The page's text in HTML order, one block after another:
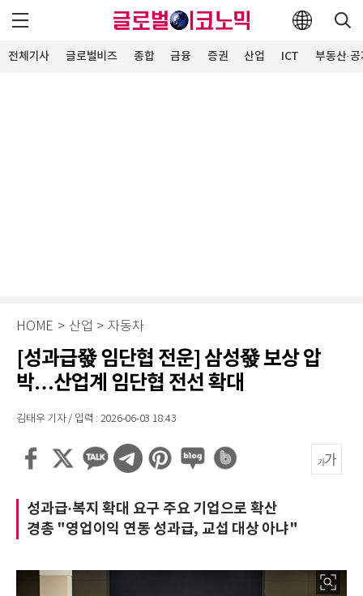
전체기사 글로벌비즈 종합 금융 증권 산업 ICT 부동산·
HOME > 산업 > 자동차
[성과급發 임단협 전운] 삼성發 보상 압
박…산업계 임단협 전선 확대
김태우 기자 / 입력 : 2026-06-03 18:43
성과급·복지 확대 요구 주요 기업으로 확산
경총 "영업이익 연동 성과급, 교섭 대상 아냐"